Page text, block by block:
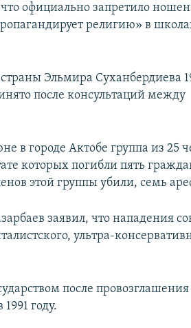
что официально запретило
религию» в
Эльмира Суханбердиева
после консультаций между
в городе Актобе группа из 25
которых погибли пять
этой группы убили, семь
заявил, что нападения
ультра-
после провозглашения
году.